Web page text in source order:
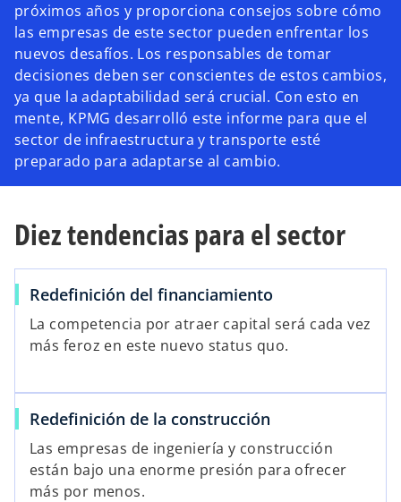
próximos años y proporciona consejos sobre cómo
las empresas de este sector pueden enfrentar los
nuevos desafíos. Los responsables de tomar
decisiones deben ser conscientes de estos cambios,
ya que la adaptabilidad será crucial. Con esto en
mente, KPMG desarrolló este informe para que el
sector de infraestructura y transporte esté
preparado para adaptarse al cambio.
Diez tendencias para el sector
Redefinición del financiamiento
La competencia por atraer capital será cada vez
más feroz en este nuevo status quo.
Redefinición de la construcción
Las empresas de ingeniería y construcción
están bajo una enorme presión para ofrecer
más por menos.